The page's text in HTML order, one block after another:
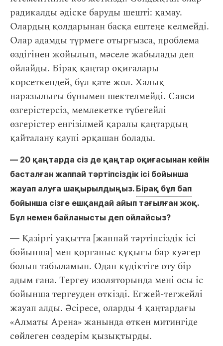
радикалды әдіске баруды шешті: қамау.
Олардың қолдарынан басқа ештеңе келмейді.
Олар адамды түрмеге отырғызса, проблема
өздігінен жойылып, мәселе жабылады деп
ойлайды. Бірақ қаңтар оқиғалары
көрсеткендей, бұл қате жол. Халық
наразылығы бұнымен шектелмейді. Саяси
өзгерістерсіз, мемлекетке түбегейлі
өзгерістер енгізілмей қаралы қаңтардың
қайталану қаупі әрқашан болады.
― 20 қаңтарда сіз де қаңтар оқиғасынан кейін
басталған жаппай тәртіпсіздік ісі бойынша
жауап алуға шақырылдыңыз. Бірақ бұл бап
бойынша сізге ешқандай айып тағылған жоқ.
Бұл немен байланысты деп ойлайсыз?
― Қазіргі уақытта [жаппай тәртіпсіздік ісі
бойынша] мен қорғаныс құқығы бар куәгер
болып табыламын. Одан күдіктіге өту бір
адым ғана. Тергеу изоляторында мені осы іс
бойынша тергеуден өткізді. Егжей-тегжейлі
жауап алды. Әсіресе, оларды 4 қаңтардағы
«Алматы Арена» жанында өткен митингіде
сөйлеген сөздерім қызықтырды.